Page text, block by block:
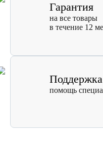
Гарантия
на все товары
в течение 12
помощь